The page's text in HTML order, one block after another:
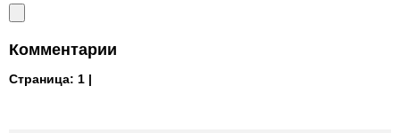
Комментарии
Страница: 1 |